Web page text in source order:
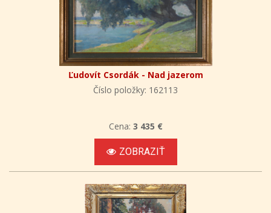
Ľudovít Csordák - Nad jazerom
Číslo položky: 162113
Cena: 3 435 €
ZOBRAZIŤ